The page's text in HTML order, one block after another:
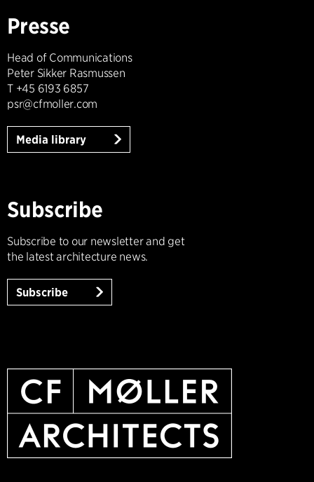
Presse
Head of Communications
Peter Sikker Rasmussen
T +45 6193 6857
psr@cfmoller.com
Media library
Subscribe
Subscribe to our newsletter and get
the latest architecture news.
Subscribe